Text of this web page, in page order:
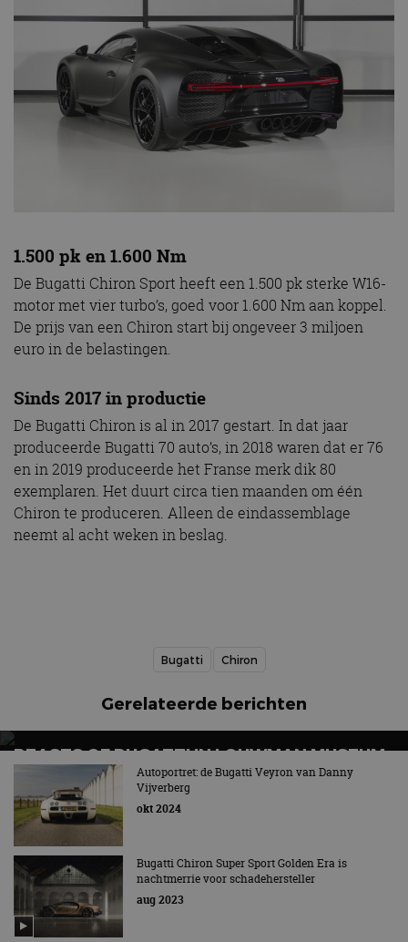
1.500 pk en 1.600 Nm
De Bugatti Chiron Sport heeft een 1.500 pk sterke W16-
motor met vier turbo’s, goed voor 1.600 Nm aan koppel.
De prijs van een Chiron start bij ongeveer 3 miljoen
euro in de belastingen.
Sinds 2017 in productie
De Bugatti Chiron is al in 2017 gestart. In dat jaar
produceerde Bugatti 70 auto’s, in 2018 waren dat er 76
en in 2019 produceerde het Franse merk dik 80
exemplaren. Het duurt circa tien maanden om één
Chiron te produceren. Alleen de eindassemblage
neemt al acht weken in beslag.
Bugatti Chiron
Gerelateerde berichten
BEASTS OF BUGATTI IN LOUWMAN MUSEUM
IS LUST VOOR HET OOG!
In totaal 11.104 paardenkrachten!
Autoportret: de Bugatti Veyron van Danny
Vijverberg
okt 2024
Bugatti Chiron Super Sport Golden Era is
nachtmerrie voor schadehersteller
aug 2023